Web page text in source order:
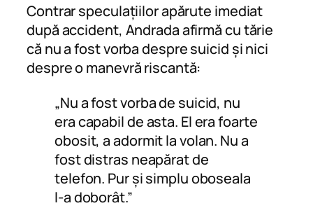
Contrar speculațiilor apărute imediat
după accident, Andrada afirmă cu tărie
că nu a fost vorba despre suicid și nici
despre o manevră riscantă:
„Nu a fost vorba de suicid, nu
era capabil de asta. El era foarte
obosit, a adormit la volan. Nu a
fost distras neapărat de
telefon. Pur și simplu oboseala
l-a doborât.”